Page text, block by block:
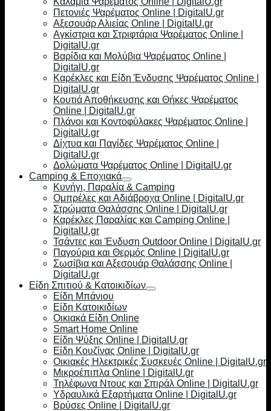
Πετονιές Ψαρέματος Online | DigitalU.gr
Αξεσουάρ Αλιείας Online | DigitalU.gr
Αγκίστρια και Στριφτάρια Ψαρέματος Online |
DigitalU.gr
Βαρίδια και Μολύβια Ψαρέματος Online |
DigitalU.gr
Καρέκλες και Είδη Ένδυσης Ψαρέματος Online |
DigitalU.gr
Κουτιά Αποθήκευσης και Θήκες Ψαρέματος
Online | DigitalU.gr
Πλάνοι και Κοντοφύλακες Ψαρέματος Online |
DigitalU.gr
Δίχτυα και Παγίδες Ψαρέματος Online |
DigitalU.gr
Δολώματα Ψαρέματος Online | DigitalU.gr
Camping & Εποχιακά
Κυνήγι, Παραλία & Camping
Ομπρέλες και Αδιάβροχα Online | DigitalU.gr
Στρώματα Θαλάσσης Online | DigitalU.gr
Καρέκλες Παραλίας και Camping Online |
DigitalU.gr
Τσάντες και Ένδυση Outdoor Online | DigitalU.gr
Παγούρια και Θερμός Online | DigitalU.gr
Σωσίβια και Αξεσουάρ Θαλάσσης Online |
DigitalU.gr
Είδη Σπιτιού & Κατοικιδίων
Είδη Μπάνιου
Είδη Κατοικιδίων
Οικιακά Είδη Online
Smart Home Online
Είδη Ψύξης Online | DigitalU.gr
Είδη Κουζίνας Online | DigitalU.gr
Οικιακές Ηλεκτρικές Συσκευές Online | DigitalU.gr
Μικροέπιπλα Online | DigitalU.gr
Τηλέφωνα Ντους και Σπιράλ Online | DigitalU.gr
Υδραυλικά Εξαρτήματα Online | DigitalU.gr
Βρύσες Online | DigitalU.gr